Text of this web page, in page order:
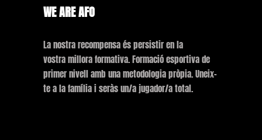
WE ARE AFO
La nostra recompensa és persistir en la
vostra millora formativa. Formació esportiva de
primer nivell amb una metodologia pròpia. Uneix-
te a la família i seràs un/a jugador/a total.